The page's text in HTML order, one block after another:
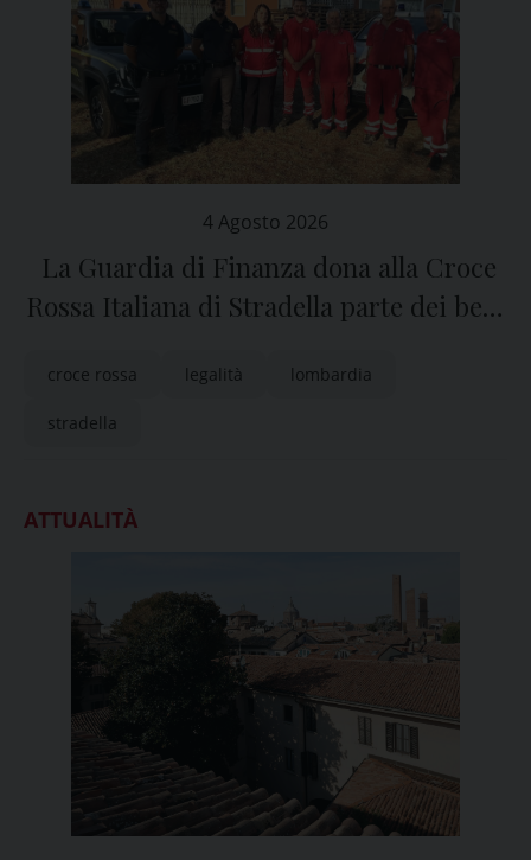
4 Agosto 2026
La Guardia di Finanza dona alla Croce
Rossa Italiana di Stradella parte dei beni
di sigarette
croce rossa legalità lombardia
stradella
ATTUALITÀ